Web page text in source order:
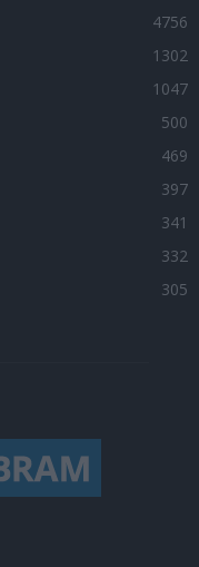
4756
1302
1047
500
469
397
341
332
305